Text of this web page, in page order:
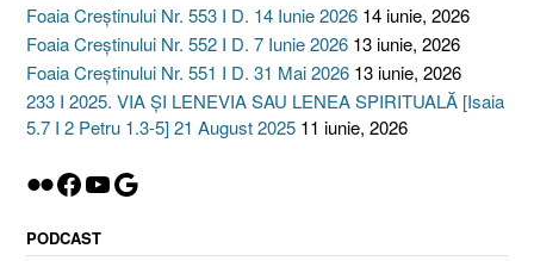
Foaia Creștinului Nr. 553 I D. 14 Iunie 2026 14 iunie, 2026
Foaia Creștinului Nr. 552 I D. 7 Iunie 2026 13 iunie, 2026
Foaia Creștinului Nr. 551 I D. 31 Mai 2026 13 iunie, 2026
233 I 2025. VIA ȘI LENEVIA SAU LENEA SPIRITUALĂ [Isaia
5.7 I 2 Petru 1.3-5] 21 August 2025 11 iunie, 2026
Flickr
Facebook
YouTube
Google
PODCAST